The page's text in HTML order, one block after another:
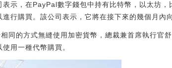
示，在PayPal數字錢包中持有比特幣，以太坊
行購買。該公司表示，它將在接下來的幾個月內
同的方式無縫使用加密貨幣，總裁兼首席執行官
用一種代幣購買。